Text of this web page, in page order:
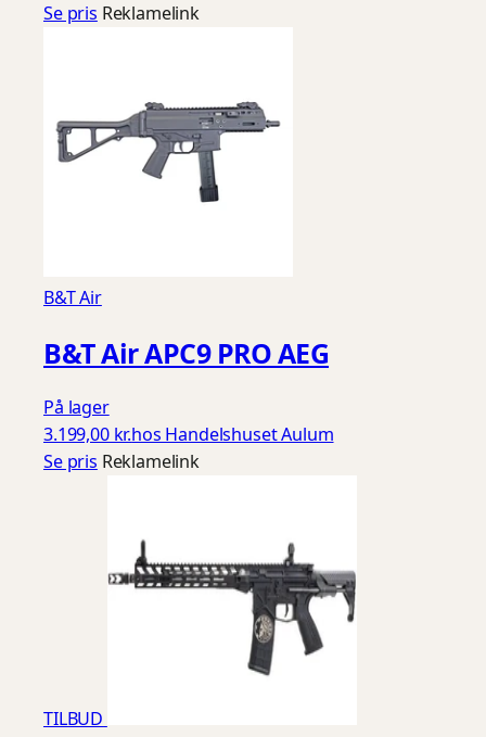
Se pris Reklamelink
B&T Air
B&T Air APC9 PRO AEG
På lager
3.199,00 kr.hos Handelshuset Aulum
Se pris Reklamelink
TILBUD